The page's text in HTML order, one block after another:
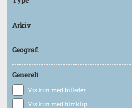
Arkiv
Geografi
Generelt
Vis kun med billeder
Vis kun med filmklip